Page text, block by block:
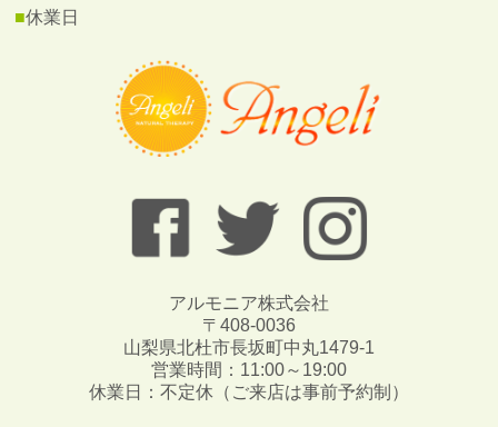
■休業日
アルモニア株式会社
〒408-0036
山梨県北杜市長坂町中丸1479-1
営業時間：11:00～19:00
休業日：不定休（ご来店は事前予約制）